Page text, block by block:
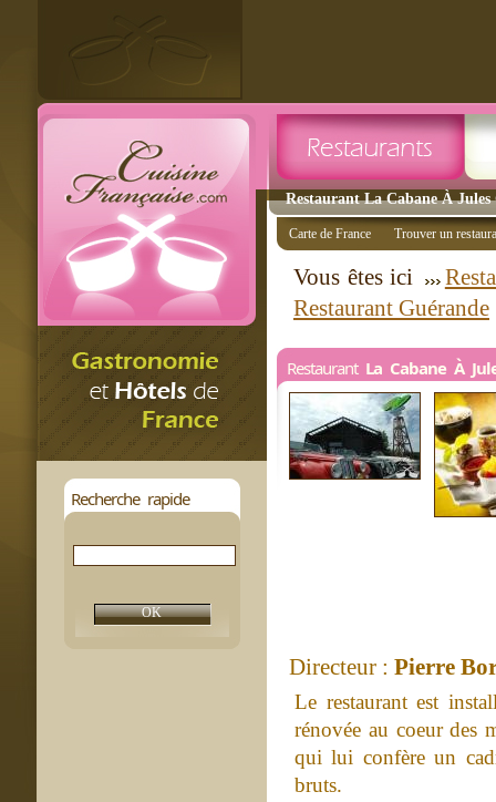
Restaurant La Cabane À
Recherche rapide
Carte de France Trouver un
Vous êtes ici
Restaurant Guérande
Restaurant La Cabane À
Directeur : Pierre
Le restaurant est
rénovée au coeur des
qui lui confère un
bruts.